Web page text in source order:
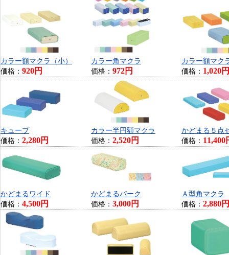
カラー額マクラ（小）
価格： 920円
カラー角マクラ
価格： 972円
カラー額マク
価格： 1,020円
キューブ
価格： 2,280円
カラー半円額マクラ
価格： 2,520円
かどまる５点
価格： 11,400
かどまるワイド
価格： 4,500円
かどまるパーク
価格： 3,000円
Ａ型角マクラ
価格： 2,880円